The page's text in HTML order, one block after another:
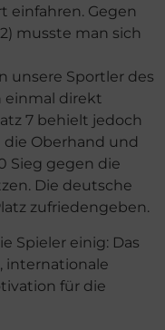
einfahren. Gegen
musste man sich
unsere Sportler des
einmal direkt
7 behielt jedoch
Oberhand und
Sieg gegen die
Die deutsche
zufriedengeben.
Spieler einig: Das
internationale
für die